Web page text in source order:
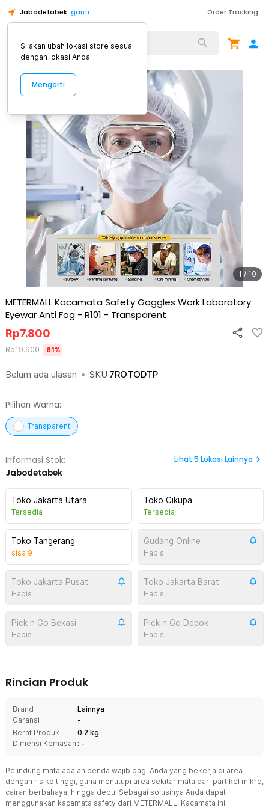
Jabodetabek ganti Order Tracking
Alat Kopi
1 / 10
METERMALL Kacamata Safety Goggles Work Laboratory
Eyewar Anti Fog - R101 - Transparent
Belum ada ulasan • SKU 7ROTODTP
Rp7.800
Rp19.900 61%
Pilihan Warna:
Transparent
Informasi Stok:
Jabodetabek
Lihat 5 Lokasi Lainnya
Toko Jakarta Utara
Tersedia
Toko Cikupa
Tersedia
Toko Tangerang
sisa 9
Gudang Online
Habis
Toko Jakarta Pusat
Habis
Toko Jakarta Barat
Habis
Pick n Go Bekasi
Habis
Pick n Go Depok
Habis
Rincian Produk
Brand
Lainnya
Garansi
-
Berat Produk
0.2 kg
Dimensi Kemasan : -
Pelindung mata adalah benda wajib bagi Anda yang bekerja di area
dengan risiko tinggi, guna menutupi area sekitar mata dari partikel mikro,
cairan berbahaya, hingga debu. Sebagai solusinya Anda dapat
menggunakan kacamata safety dari METERMALL. Kacamata ini
Silakan ubah lokasi store sesuai
dengan lokasi Anda.
Mengerti